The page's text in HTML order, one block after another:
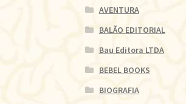
AVENTURA
BALÃO EDITORIAL
Bau Editora LTDA
BEBEL BOOKS
BIOGRAFIA